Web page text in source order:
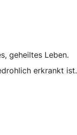
geheiltes Leben.
erkrankt ist.